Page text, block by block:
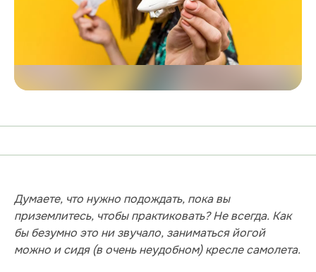
Думаете, что нужно подождать, пока вы
приземлитесь, чтобы практиковать? Не всегда. Как
бы безумно это ни звучало, заниматься йогой
можно и сидя (в очень неудобном) кресле самолета.